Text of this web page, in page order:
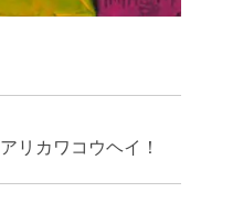
アリカワコウヘイ！